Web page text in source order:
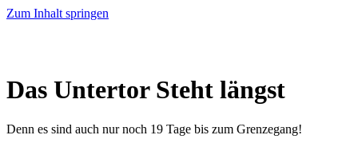
Zum Inhalt springen
Das Untertor Steht längst
Denn es sind auch nur noch 19 Tage bis zum Grenzegang!